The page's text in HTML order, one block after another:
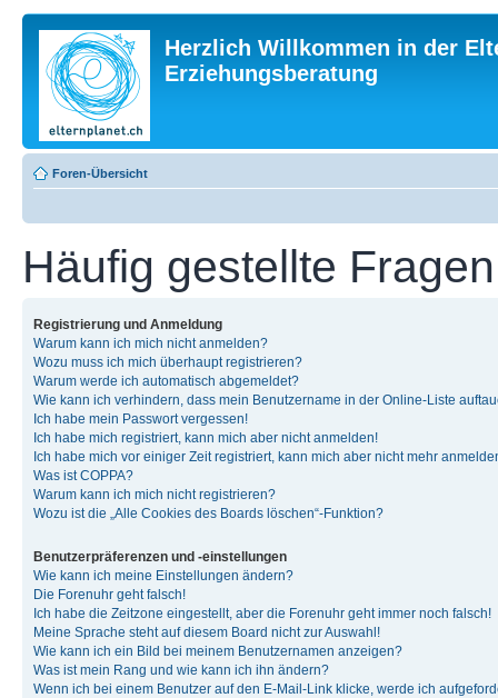
Herzlich Willkommen in der
Erziehungsberatung
Foren-Übersicht
Häufig gestellte Fragen
Registrierung und Anmeldung
Warum kann ich mich nicht anmelden?
Wozu muss ich mich überhaupt registrieren?
Warum werde ich automatisch abgemeldet?
Wie kann ich verhindern, dass mein Benutzername in der Online-Liste
Ich habe mein Passwort vergessen!
Ich habe mich registriert, kann mich aber nicht anmelden!
Ich habe mich vor einiger Zeit registriert, kann mich aber nicht mehr
Was ist COPPA?
Warum kann ich mich nicht registrieren?
Wozu ist die „Alle Cookies des Boards löschen“-Funktion?
Benutzerpräferenzen und -einstellungen
Wie kann ich meine Einstellungen ändern?
Die Forenuhr geht falsch!
Ich habe die Zeitzone eingestellt, aber die Forenuhr geht immer noch falsch!
Meine Sprache steht auf diesem Board nicht zur Auswahl!
Wie kann ich ein Bild bei meinem Benutzernamen anzeigen?
Was ist mein Rang und wie kann ich ihn ändern?
Wenn ich bei einem Benutzer auf den E-Mail-Link klicke, werde ich